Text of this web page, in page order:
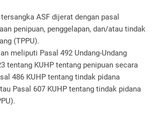
ASF dijerat dengan pasal
penipuan, penggelapan, dan/atau tindak
(TPPU).
meliputi Pasal 492 Undang-Undang
tentang KUHP tentang penipuan secara
486 KUHP tentang tindak pidana
Pasal 607 KUHP tentang tindak pidana